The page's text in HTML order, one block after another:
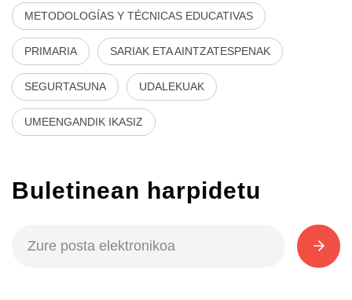
METODOLOGÍAS Y TÉCNICAS EDUCATIVAS
PRIMARIA SARIAK ETA AINTZATESPENAK
SEGURTASUNA UDALEKUAK
UMEENGANDIK IKASIZ
Buletinean harpidetu